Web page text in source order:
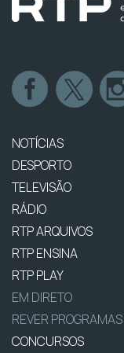
NOTÍCIAS
DESPORTO
TELEVISÃO
RÁDIO
RTP ARQUIVOS
RTP ENSINA
RTP PLAY
EM DIRETO
REVER PROGRAMAS
CONCURSOS